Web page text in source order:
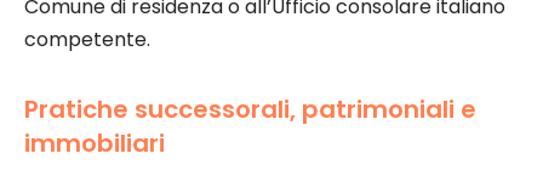
Comune di residenza o all’Ufficio consolare italiano
competente.
Pratiche successorali, patrimoniali e
immobiliari